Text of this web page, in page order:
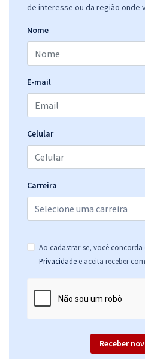
de interesse ou da região onde
Nome
E-mail
Celular
Carreira
Ao cadastrar-se, você concorda
Privacidade e aceita receber
Receber